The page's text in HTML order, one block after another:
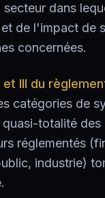
dans
de l'impact de
concernées.
et III du
catégories de
quasi-totalité
réglementés
industrie)